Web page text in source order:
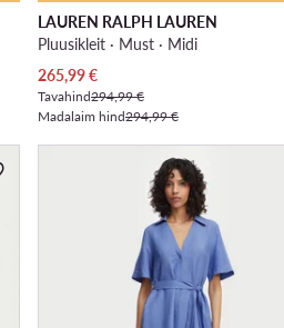
LAUREN RALPH LAUREN
Pluusikleit · Must · Midi
Praegune hind
265,99€
Tavahind294,99 €
Madalaim hind294,99 €